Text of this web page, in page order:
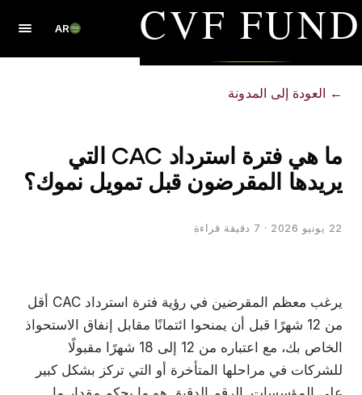
CVF FUND
AR
← العودة إلى المدونة
ما هي فترة استرداد CAC التي
يريدها المقرضون قبل تمويل نموك؟
22 يونيو 2026 · 7 دقيقة قراءة
يرغب معظم المقرضين في رؤية فترة استرداد CAC أقل
من 12 شهرًا قبل أن يمنحوا ائتمانًا مقابل إنفاق الاستحواذ
الخاص بك، مع اعتباره من 12 إلى 18 شهرًا مقبولًا
للشركات في مراحلها المتأخرة أو التي تركز بشكل كبير